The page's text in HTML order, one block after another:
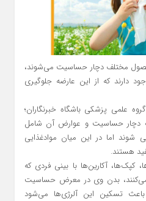
فصول مختلف دچار حساسیت می‌شوند،
دارند که از این عارضه جلوگیری
علمی پزشکی باشگاه خبرنگاران؛
دچار حساسیت و عوارض آن شامل
اما در این میان موادغذایی
هستند.
کپک‌ها، آکارین‌ها با بینی فردی که
بدن وی در معرض حساسیت
باعث تسکین این آلرژی‌ها می‌شود